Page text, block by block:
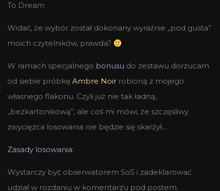
To Dream
Widać, że wybór został dokonany wyraźnie „pod gusta”
moich czytelników, prawda?
W ramach specjalnego bonusu do zestawu dorzucam
od siebie próbkę Ambre Noir robioną z mojego
własnego flakonu. Czyli już nie tak ładną,
„bezkartonikową”, ale coś mi mówi, że szczęśliwy
zwycięzca losowania nie będzie się skarżył…
Zasady losowania:
Wystarczy być obserwatorem SoS i zadeklarować
udział w rozdaniu w komentarzu pod postem.